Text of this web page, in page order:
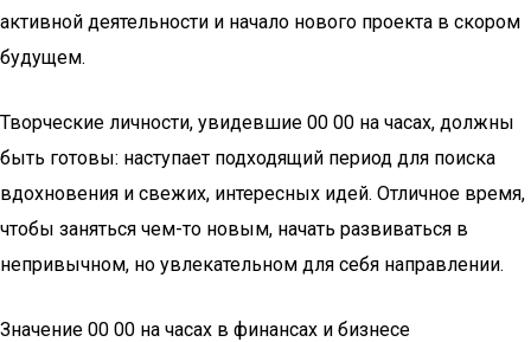
активной деятельности и начало нового проекта в скором
будущем.
Творческие личности, увидевшие 00 00 на часах, должны
быть готовы: наступает подходящий период для поиска
вдохновения и свежих, интересных идей. Отличное время,
чтобы заняться чем-то новым, начать развиваться в
непривычном, но увлекательном для себя направлении.
Значение 00 00 на часах в финансах и бизнесе